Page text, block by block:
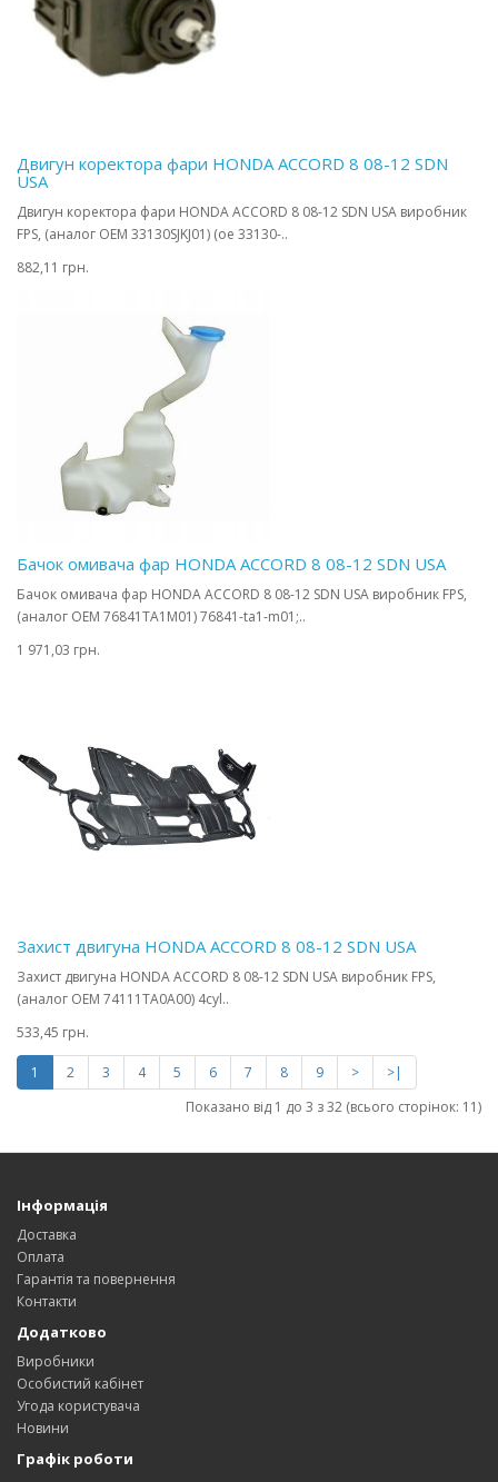
Двигун коректора фари HONDA ACCORD 8 08-12 SDN
USA
Двигун коректора фари HONDA ACCORD 8 08-12 SDN USA виробник
FPS, (аналог OEM 33130SJKJ01) (oe 33130-..
882,11 грн.
Бачок омивача фар HONDA ACCORD 8 08-12 SDN USA
Бачок омивача фар HONDA ACCORD 8 08-12 SDN USA виробник FPS,
(аналог OEM 76841TA1M01) 76841-ta1-m01;..
1 971,03 грн.
Захист двигуна HONDA ACCORD 8 08-12 SDN USA
Захист двигуна HONDA ACCORD 8 08-12 SDN USA виробник FPS,
(аналог OEM 74111TA0A00) 4cyl..
533,45 грн.
1 2 3 4 5 6 7 8 9 >
>|
Показано від 1 до 3 з 32 (всього сторінок: 11)
Інформація
Доставка
Оплата
Гарантія та повернення
Контакти
Додатково
Виробники
Особистий кабінет
Угода користувача
Новини
Графік роботи